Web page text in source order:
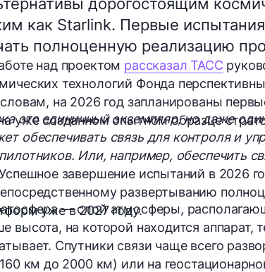
как Starlink. Первые
полноценную реализацию
над проектом рассказал ТАСС
технологий Фонда
словам, на 2026 год запланированы
уже созданном опытном образце
это единичный экземпляр, но даже
обеспечивать связь для контроля и
Или, например, обеспечить
завершение испытаний в 2026
развертыванию
уже в 2027 году.
— слой атмосферы,
высота, на которой находится
Спутники связи чаще всего
км до 2000 км) или на